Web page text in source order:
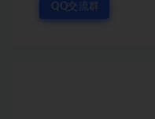
QQ交流群